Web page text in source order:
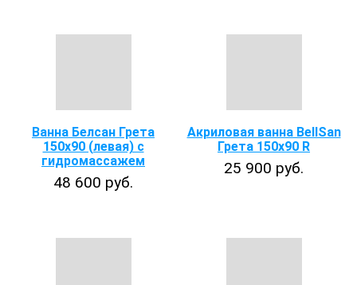
Ванна Белсан Грета
150x90 (левая) с
гидромассажем
48 600 руб.
Акриловая ванна BellSan
Грета 150x90 R
25 900 руб.